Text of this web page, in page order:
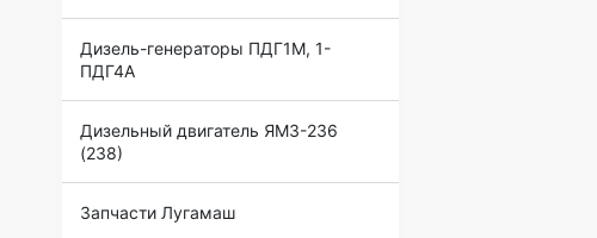
Дизель-генераторы ПДГ1М, 1-
ПДГ4А
Дизельный двигатель ЯМЗ-236
(238)
Запчасти Лугамаш